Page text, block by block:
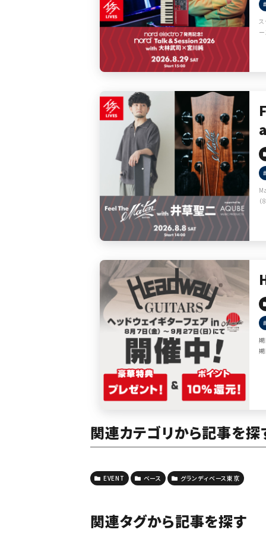
関連カテゴリから記事を探
EVENT ベース グランディベース東京
関連タグから記事を探す